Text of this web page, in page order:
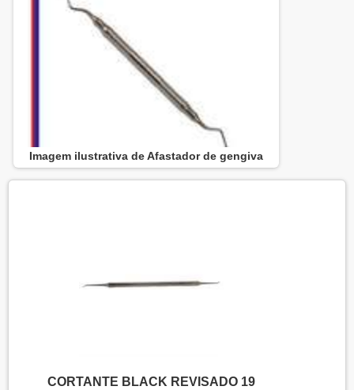
Imagem ilustrativa de Afastador de gengiva
CORTANTE BLACK REVISADO 19